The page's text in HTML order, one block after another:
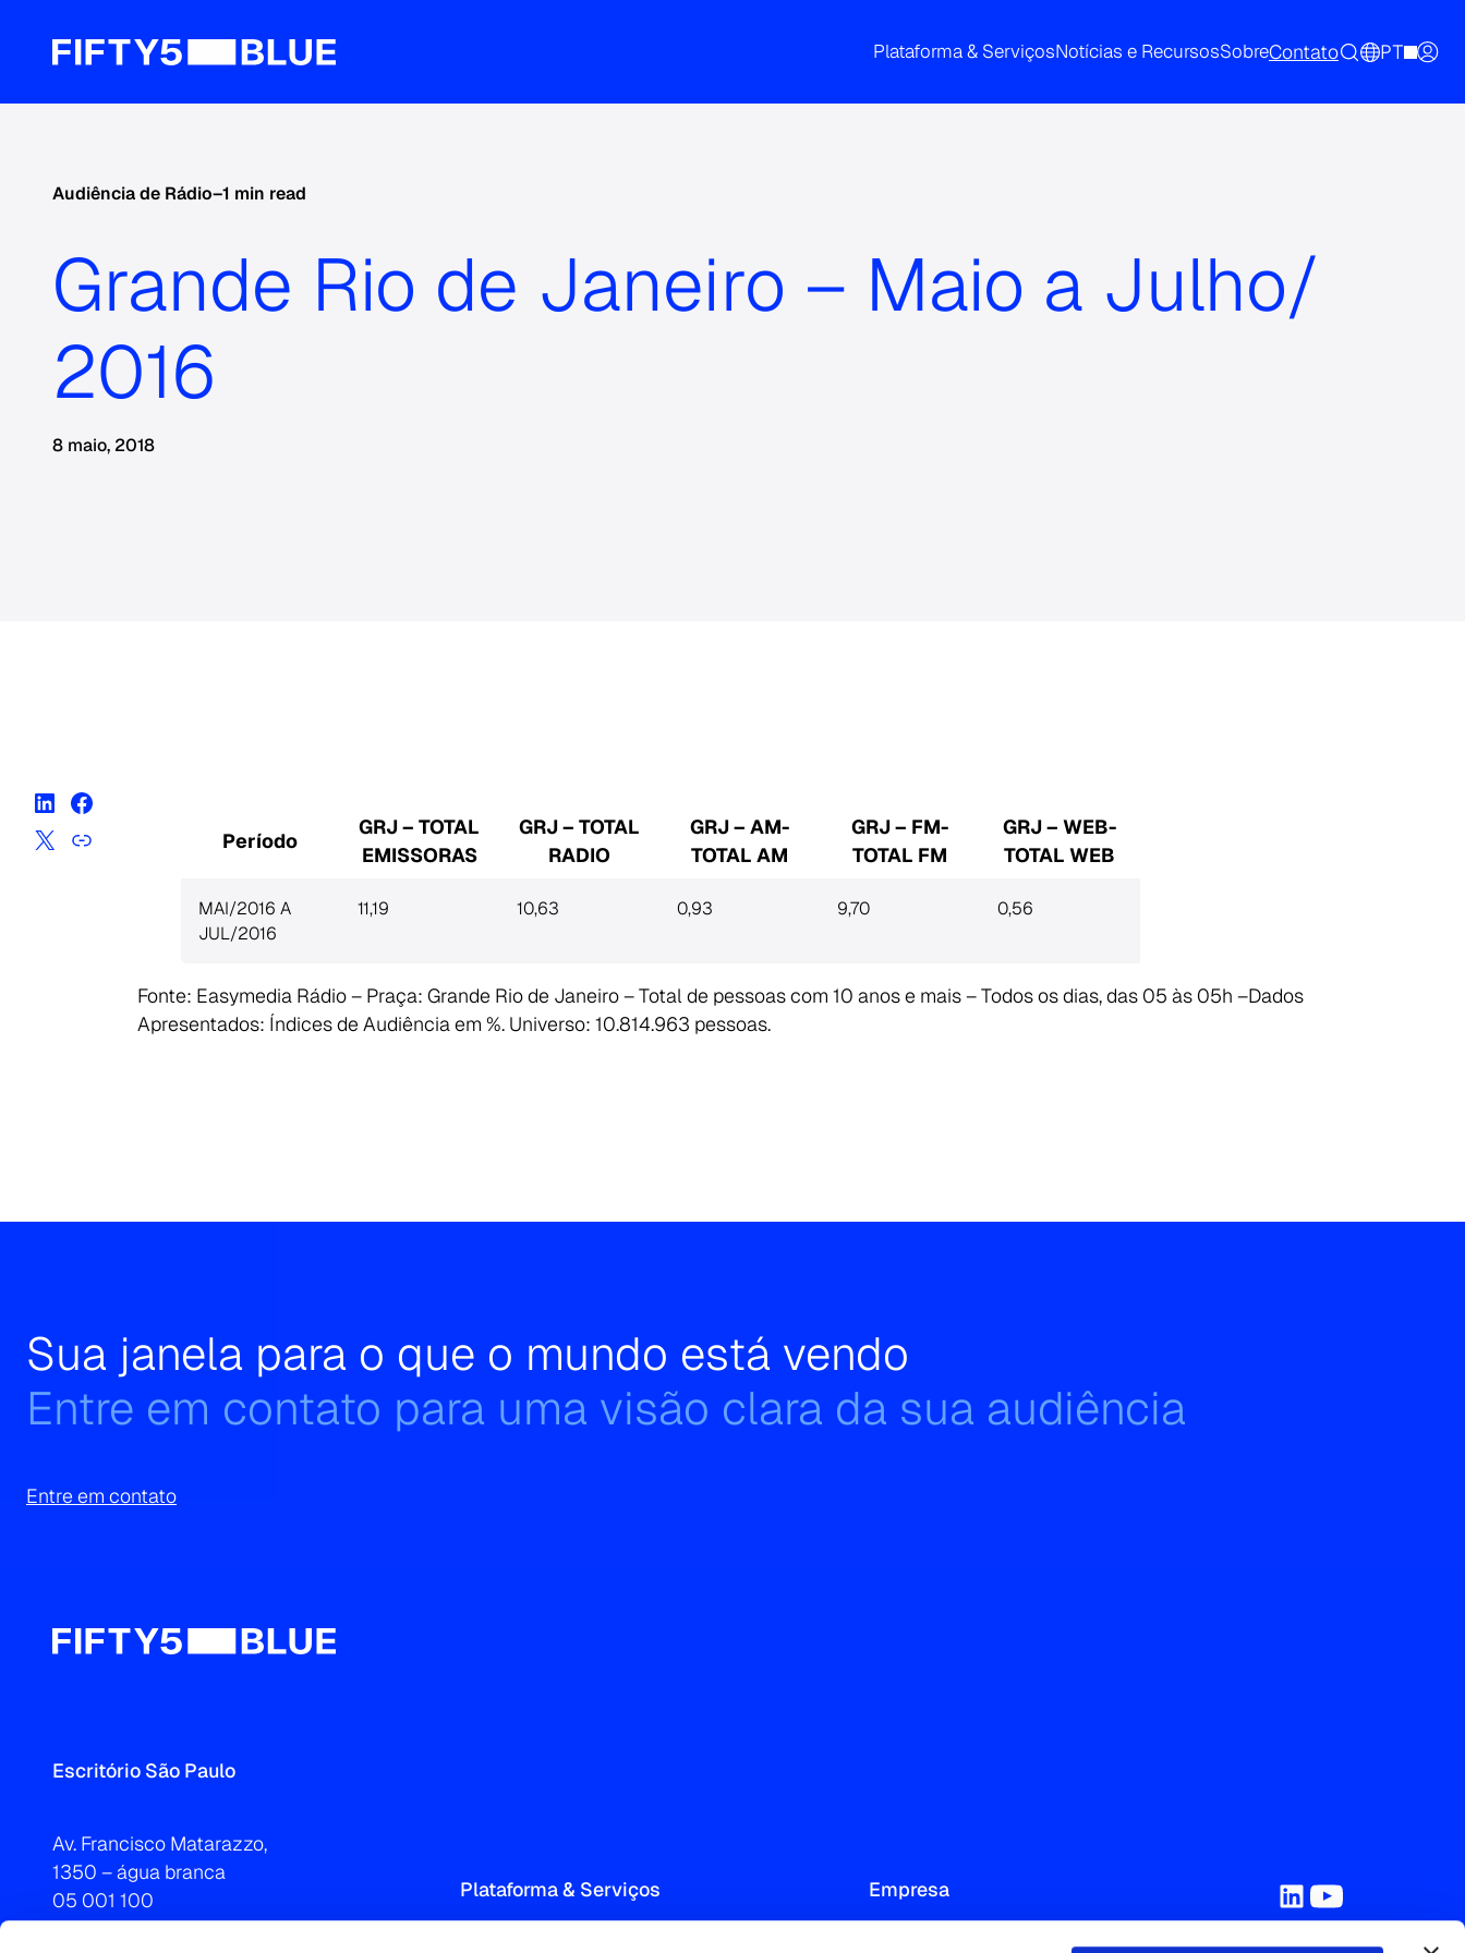
Plataforma & ServiçosNotícias e RecursosSobreContato PT
Audiência de Rádio–1 min read
Grande Rio de Janeiro – Maio a Julho/
2016
8 maio, 2018
Período
GRJ – TOTAL
EMISSORAS
GRJ – TOTAL
RADIO
GRJ – AM-
TOTAL AM
GRJ – FM-
TOTAL FM
GRJ – WEB-
TOTAL WEB
MAI/2016 A
JUL/2016
11,19 10,63 0,93 9,70 0,56
Fonte: Easymedia Rádio – Praça: Grande Rio de Janeiro – Total de pessoas com 10 anos e mais – Todos os dias, das 05 às 05h –Dados
Apresentados: Índices de Audiência em %. Universo: 10.814.963 pessoas.
Sua janela para o que o mundo está vendo
Entre em contato para uma visão clara da sua audiência
Entre em contato
Escritório São Paulo
Av. Francisco Matarazzo,
1350 – água branca
05 001 100
Brasil
Plataforma & Serviços Empresa